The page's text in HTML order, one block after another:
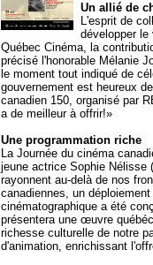
Un allié de
L'esprit de
développer le
Québec Cinéma, la
précisé l'honorable Mélanie
le moment tout indiqué de
gouvernement est heureux
canadien 150, organisé par
a de meilleur à offrir!»
Une programmation riche
La Journée du cinéma
jeune actrice Sophie Nélisse
rayonnent au-delà de nos
canadiennes, un
cinématographique a été
présentera une œuvre
richesse culturelle de notre
d'animation, enrichissant